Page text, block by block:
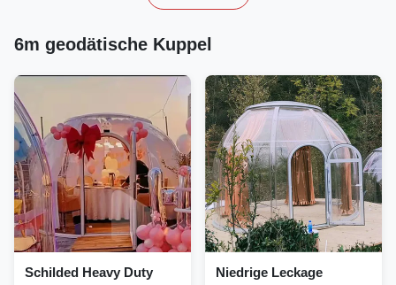
6m geodätische Kuppel
Schilded Heavy Duty
Niedrige Leckage